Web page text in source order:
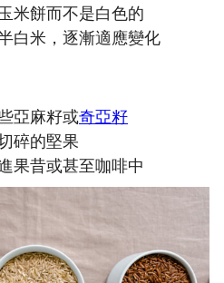
米餅而不是白色的
白米，逐漸適應變化
亞麻籽或奇亞籽
碎的堅果
果昔或甚至咖啡中